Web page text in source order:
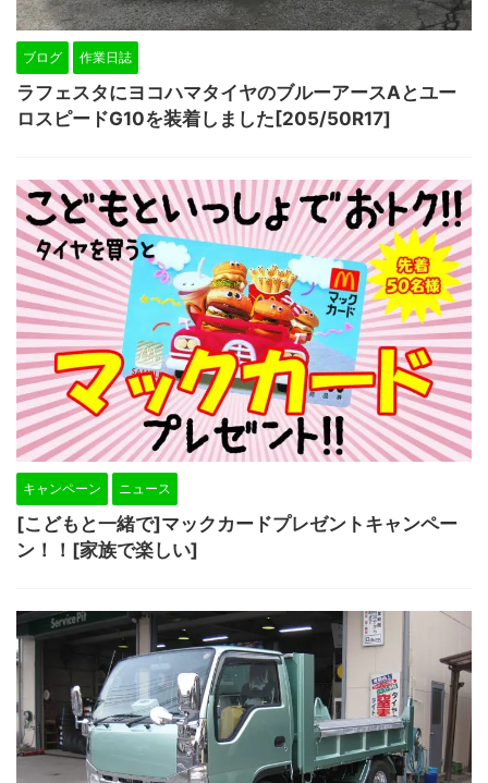
ブログ 作業日誌
ラフェスタにヨコハマタイヤのブルーアースAとユー
ロスピードG10を装着しました[205/50R17]
キャンペーン ニュース
[こどもと一緒で]マックカードプレゼントキャンペー
ン！！[家族で楽しい]